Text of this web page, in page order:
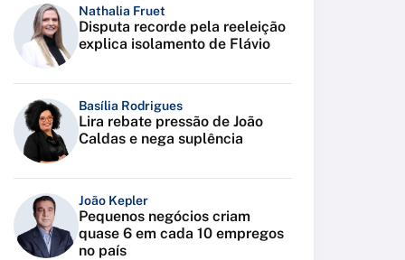
Nathalia Fruet
Disputa recorde pela reeleição
explica isolamento de Flávio
Basília Rodrigues
Lira rebate pressão de João
Caldas e nega suplência
João Kepler
Pequenos negócios criam
quase 6 em cada 10 empregos
no país